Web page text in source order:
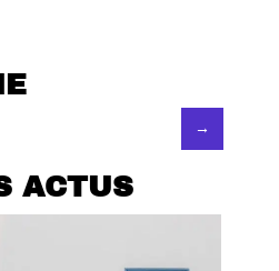
ACTUS